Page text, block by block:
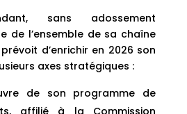
sans adossement
de l’ensemble de sa chaîne
d’enrichir en 2026 son
axes stratégiques :
de son programme de
affilié à la Commission